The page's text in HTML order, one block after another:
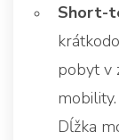
Short-
pobyt v
mobility.
Dĺžka